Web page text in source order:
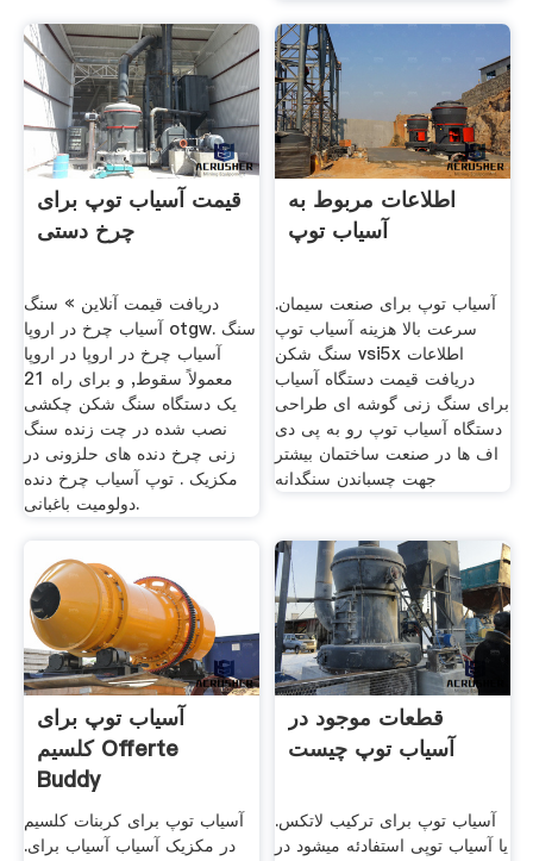
قیمت آسیاب توپ برای
چرخ دستی
دریافت قیمت آنلاین » سنگ
آسیاب چرخ در اروپا otgw. سنگ
آسیاب چرخ در اروپا در اروپا
معمولاً سقوط, و برای راه 21
یک دستگاه سنگ شکن چکشی
نصب شده در چت زنده سنگ
زنی چرخ دنده های حلزونی در
مکزیک . توپ آسیاب چرخ دنده
دولومیت باغبانی.
اطلاعات مربوط به
آسیاب توپ
آسیاب توپ برای صنعت سیمان.
سرعت بالا هزینه آسیاب توپ
سنگ شکن vsi5x اطلاعات
دریافت قیمت دستگاه آسیاب
برای سنگ زنی گوشه ای طراحی
دستگاه آسیاب توپ رو به پی دی
اف ها در صنعت ساختمان بیشتر
جهت چسباندن سنگدانه
آسیاب توپ برای
کلسیم Offerte
Buddy
آسیاب توپ برای کربنات کلسیم
در مکزیک آسیاب آسیاب برای.
قطعات موجود در
آسیاب توپ چیست
آسیاب توپ برای ترکیب لاتکس.
یا آسیاب توپی استفادئه میشود در